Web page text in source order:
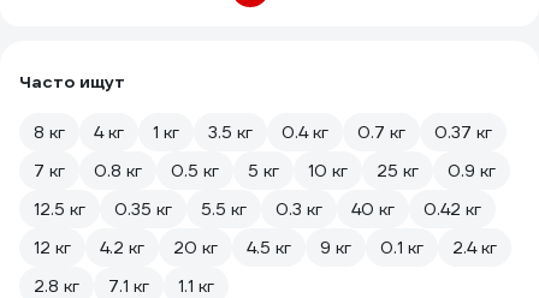
Часто ищут
8 кг 4 кг 1 кг 3.5 кг 0.4 кг 0.7 кг
0.37 кг
7 кг
0.8 кг 0.5 кг 5 кг 10 кг 25 кг
0.9 кг
12.5 кг
0.35 кг 5.5 кг 0.3 кг 40 кг
0.42 кг
12 кг
4.2 кг 20 кг 4.5 кг 9 кг 0.1 кг
2.4 кг
2.8 кг
7.1 кг 1.1 кг